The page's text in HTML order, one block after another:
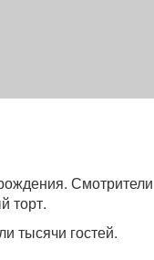
Смотрители
торт.
тысячи гостей.